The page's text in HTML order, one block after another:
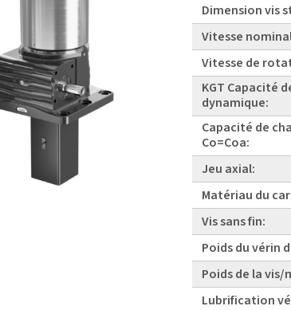
Dimension vis
Vitesse
Vitesse de
KGT Capacité
dynamique:
Capacité de
Co=Coa:
Jeu axial:
Matériau du
Vis sans fin:
Poids du vérin
Poids de la vis/
Lubrification